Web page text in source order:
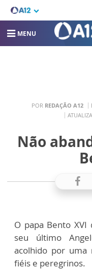
MENU
POR REDAÇÃO A12
Não
O papa Bento
seu último
acolhido por
fiéis e peregrinos.